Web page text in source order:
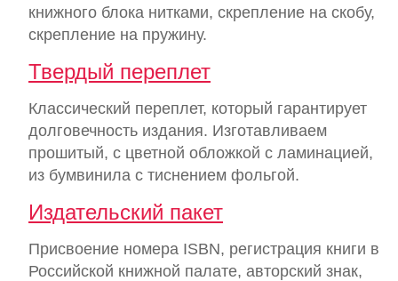
книжного блока нитками, скрепление на скобу,
скрепление на пружину.
Твердый переплет
Классический переплет, который гарантирует
долговечность издания. Изготавливаем
прошитый, с цветной обложкой с ламинацией,
из бумвинила с тиснением фольгой.
Издательский пакет
Присвоение номера ISBN, регистрация книги в
Российской книжной палате, авторский знак,